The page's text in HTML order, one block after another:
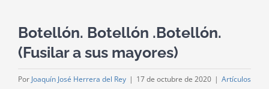
Botellón. Botellón .Botellón.
(Fusilar a sus mayores)
Por Joaquín José Herrera del Rey | 17 de octubre de 2020 | Artículos